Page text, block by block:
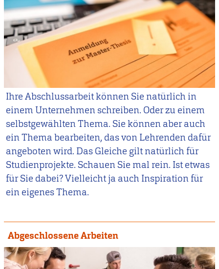
Ihre Abschlussarbeit können Sie natürlich in
einem Unternehmen schreiben. Oder zu einem
selbstgewählten Thema. Sie können aber auch
ein Thema bearbeiten, das von Lehrenden dafür
angeboten wird. Das Gleiche gilt natürlich für
Studienprojekte. Schauen Sie mal rein. Ist etwas
für Sie dabei? Vielleicht ja auch Inspiration für
ein eigenes Thema.
Abgeschlossene Arbeiten